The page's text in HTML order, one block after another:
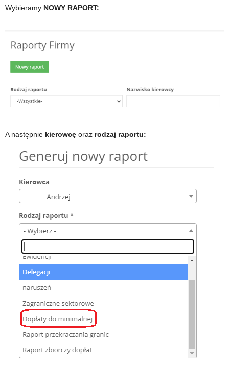
Wybieramy NOWY RAPORT:
A następnie kierowcę oraz rodzaj raportu: